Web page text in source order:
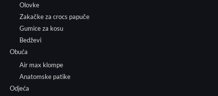
Olovke
Zakačke za crocs papuče
Gumice za kosu
Bedževi
Obuća
Air max klompe
Anatomske patike
Odjeća